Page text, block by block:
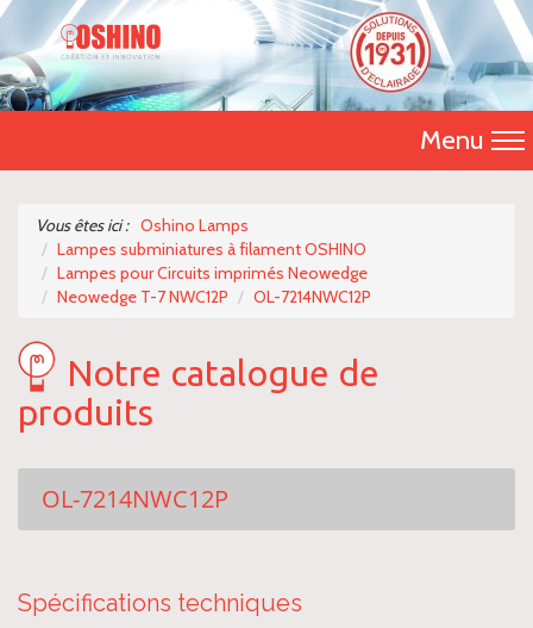
Menu
Présentation
Nos produits
Vous êtes ici : Oshino Lamps
Lampes subminiatures à filament OSHINO
Lampes pour Circuits imprimés Neowedge
Neowedge T-7 NWC12P
OL-7214NWC12P
Notre catalogue de
produits
OL-7214NWC12P
Spécifications techniques